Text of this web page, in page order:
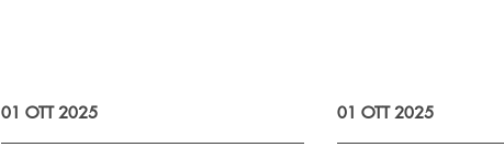
01 OTT 2025 01 OTT 2025